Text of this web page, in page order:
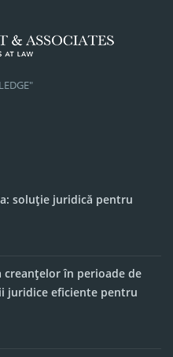
soluție juridică pentru
creanțelor în perioade de
juridice eficiente pentru